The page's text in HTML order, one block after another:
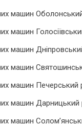
машин
машин
машин
машин
машин Печерський
машин Дарницький
машин